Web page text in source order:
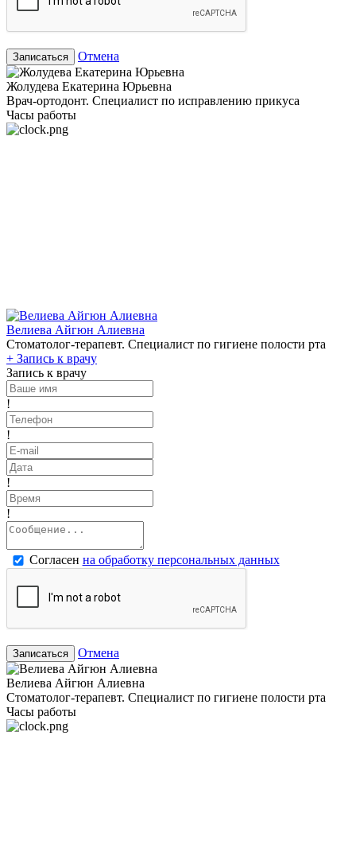
Записаться Отмена
Жолудева Екатерина Юрьевна
Врач-ортодонт. Специалист по исправлению прикуса
Часы работы
Велиева Айгюн Алиевна
Стоматолог-терапевт. Специалист по гигиене полости рта
+ Запись к врачу
Запись к врачу
!
!
!
!
Согласен на обработку персональных данных
Записаться Отмена
Велиева Айгюн Алиевна
Стоматолог-терапевт. Специалист по гигиене полости рта
Часы работы